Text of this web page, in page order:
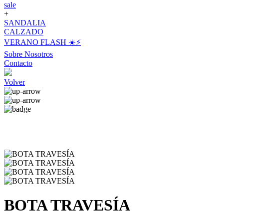
sale
+
SANDALIA
CALZADO
VERANO FLASH ☀️⚡️
Sobre Nosotros
Contacto
Volver
BOTA TRAVESÍA